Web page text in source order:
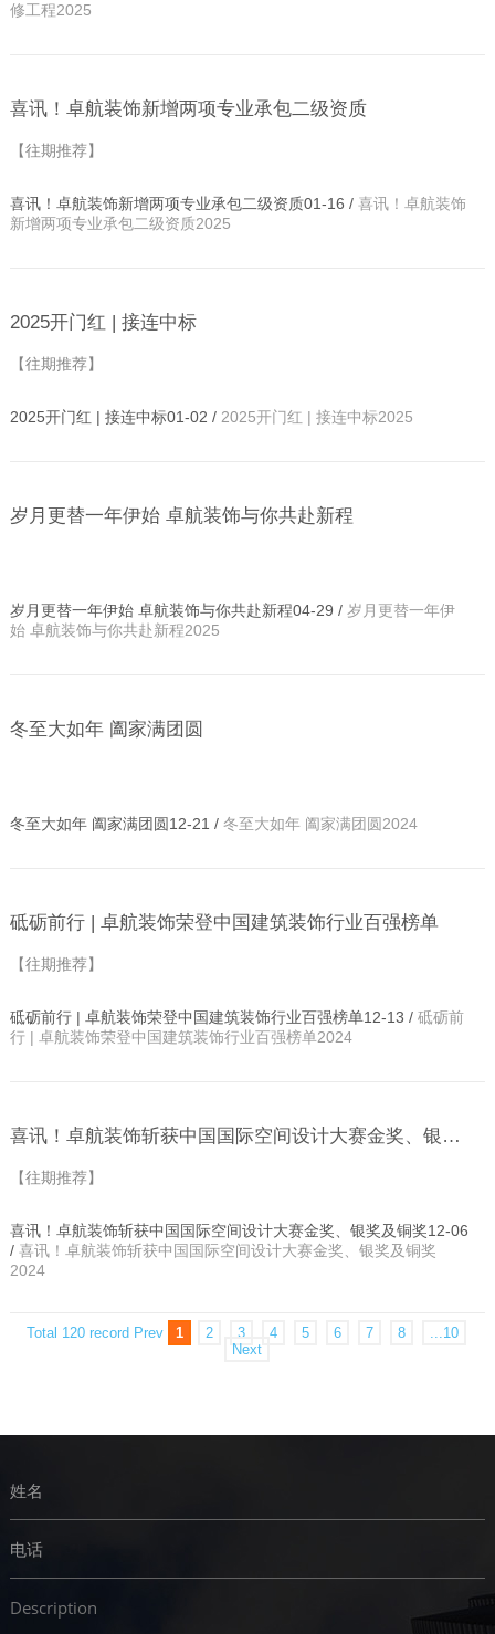
修工程2025
喜讯！卓航装饰新增两项专业承包二级资质
【往期推荐】
喜讯！卓航装饰新增两项专业承包二级资质01-16 / 喜讯！卓航装饰
新增两项专业承包二级资质2025
2025开门红 | 接连中标
【往期推荐】
2025开门红 | 接连中标01-02 / 2025开门红 | 接连中标2025
岁月更替一年伊始 卓航装饰与你共赴新程
岁月更替一年伊始 卓航装饰与你共赴新程04-29 / 岁月更替一年伊
始 卓航装饰与你共赴新程2025
冬至大如年 阖家满团圆
冬至大如年 阖家满团圆12-21 / 冬至大如年 阖家满团圆2024
砥砺前行 | 卓航装饰荣登中国建筑装饰行业百强榜单
【往期推荐】
砥砺前行 | 卓航装饰荣登中国建筑装饰行业百强榜单12-13 / 砥砺前
行 | 卓航装饰荣登中国建筑装饰行业百强榜单2024
喜讯！卓航装饰斩获中国国际空间设计大赛金奖、银奖及铜奖
【往期推荐】
喜讯！卓航装饰斩获中国国际空间设计大赛金奖、银奖及铜奖12-06
/ 喜讯！卓航装饰斩获中国国际空间设计大赛金奖、银奖及铜奖
2024
Total 120 record Prev 1 2 3 4 5 6 7 8
...10
Next